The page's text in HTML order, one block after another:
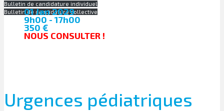
Bulletin de candidature individuel
Bulletin de candidature collective
01 Jan 2029
9h00 - 17h00
350 €
NOUS CONSULTER !
Urgences pédiatriques